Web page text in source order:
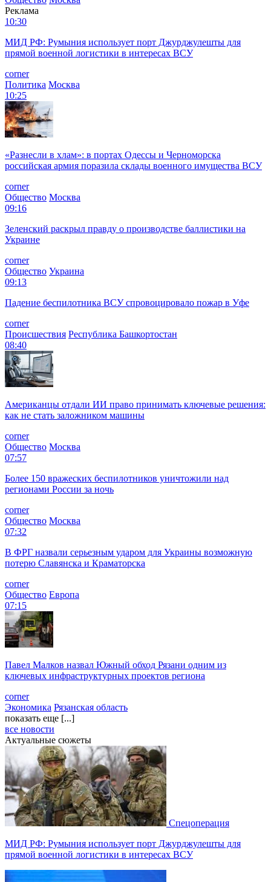
Реклама
10:30
МИД РФ: Румыния использует порт Джурджулешты для
прямой военной логистики в интересах ВСУ
corner
Политика Москва
10:25
«Разнесли в хлам»: в портах Одессы и Черноморска
российская армия поразила склады военного имущества ВСУ
corner
Общество Москва
09:16
Зеленский раскрыл правду о производстве баллистики на
Украине
corner
Общество Украина
09:13
Падение беспилотника ВСУ спровоцировало пожар в Уфе
corner
Происшествия Республика Башкортостан
08:40
Американцы отдали ИИ право принимать ключевые решения:
как не стать заложником машины
corner
Общество Москва
07:57
Более 150 вражеских беспилотников уничтожили над
регионами России за ночь
corner
Общество Москва
07:32
В ФРГ назвали серьезным ударом для Украины возможную
потерю Славянска и Краматорска
corner
Общество Европа
07:15
Павел Малков назвал Южный обход Рязани одним из
ключевых инфраструктурных проектов региона
corner
Экономика Рязанская область
показать еще [...]
все новости
Актуальные сюжеты
Спецоперация
МИД РФ: Румыния использует порт Джурджулешты для
прямой военной логистики в интересах ВСУ